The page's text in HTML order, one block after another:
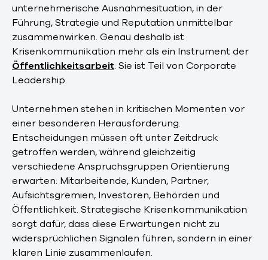
unternehmerische Ausnahmesituation, in der
Führung, Strategie und Reputation unmittelbar
zusammenwirken. Genau deshalb ist
Krisenkommunikation mehr als ein Instrument der
Öffentlichkeitsarbeit: Sie ist Teil von Corporate
Leadership.
Unternehmen stehen in kritischen Momenten vor
einer besonderen Herausforderung.
Entscheidungen müssen oft unter Zeitdruck
getroffen werden, während gleichzeitig
verschiedene Anspruchsgruppen Orientierung
erwarten: Mitarbeitende, Kunden, Partner,
Aufsichtsgremien, Investoren, Behörden und
Öffentlichkeit. Strategische Krisenkommunikation
sorgt dafür, dass diese Erwartungen nicht zu
widersprüchlichen Signalen führen, sondern in einer
klaren Linie zusammenlaufen.